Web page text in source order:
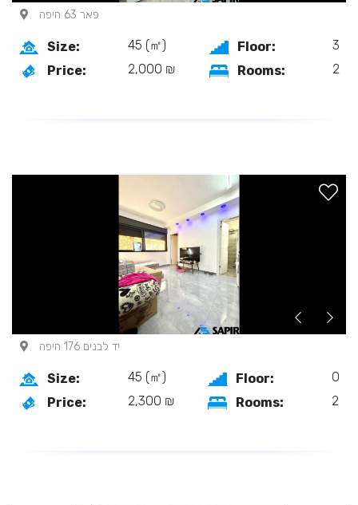
פאר 63 חיפה
Size: 45 (㎡) Floor:
3
Price:
2,000 ₪ Rooms: 2
יד לבנים 176 חיפה
Size: 45 (㎡) Floor:
0
Price:
2,300 ₪ Rooms: 2